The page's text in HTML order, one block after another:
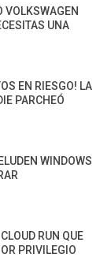
VOLKSWAGEN
UNA
EN RIESGO! LA
PARCHEÓ
WINDOWS
RUN QUE
PRIVILEGIO